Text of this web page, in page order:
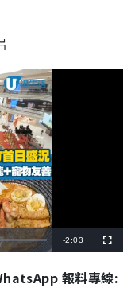
R
-2:03
u
s
c
報料專線: